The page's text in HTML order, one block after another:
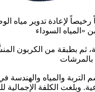
لإعادة تدوير مياه
ثم بطبقة من الكربون